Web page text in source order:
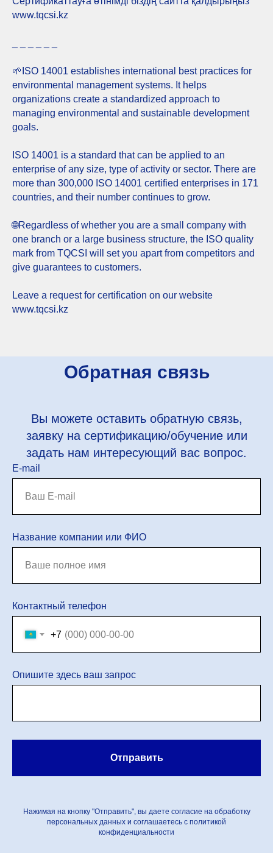
www.tqcsi.kz
🌱ISO 14001 establishes international best practices for
environmental management systems. It helps
organizations create a standardized approach to
managing environmental and sustainable development
goals.
ISO 14001 is a standard that can be applied to an
enterprise of any size, type of activity or sector. There are
more than 300,000 ISO 14001 certified enterprises in 171
countries, and their number continues to grow.
🌐Regardless of whether you are a small company with
one branch or a large business structure, the ISO quality
mark from TQCSI will set you apart from competitors and
give guarantees to customers.
Leave a request for certification on our website
www.tqcsi.kz
Обратная связь
Вы можете оставить обратную связь,
заявку на сертификацию/обучение или
задать нам интересующий вас вопрос.
E-mail
Название компании или ФИО
Контактный телефон
+7
Опишите здесь ваш запрос
Отправить
Нажимая на кнопку "Отправить", вы даете согласие на обработку
персональных данных и соглашаетесь c политикой
конфиденциальности